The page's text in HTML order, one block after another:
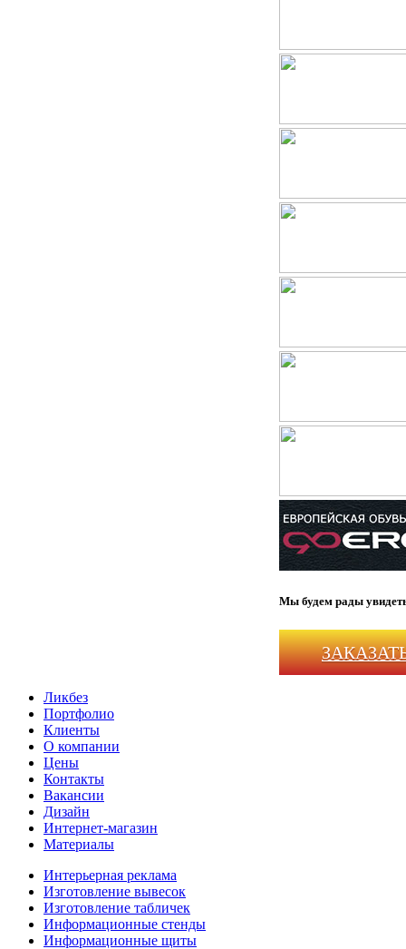
Мы будем рады
Ликбез
Портфолио
Клиенты
О компании
Цены
Контакты
Вакансии
Дизайн
Интернет-магазин
Материалы
Интерьерная реклама
Изготовление вывесок
Изготовление табличек
Информационные стенды
Информационные щиты